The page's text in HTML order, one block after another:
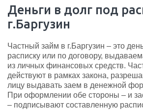
Деньги в долг под
г.Баргузин
Частный займ в г.Баргузин – это
расписку или по договору,
из личных финансовых средств.
действуют в рамках закона,
лицу выдавать заем в денежной
При оформлении обе стороны – и
– подписывают составленную